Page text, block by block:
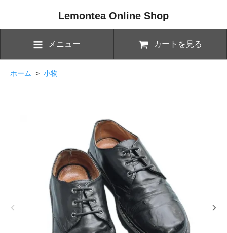
Lemontea Online Shop
メニュー カートを見る
ホーム > 小物